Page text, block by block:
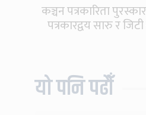
कञ्चन पत्रकारिता
पत्रकारद्वय सारु र
यो पनि पढौँ